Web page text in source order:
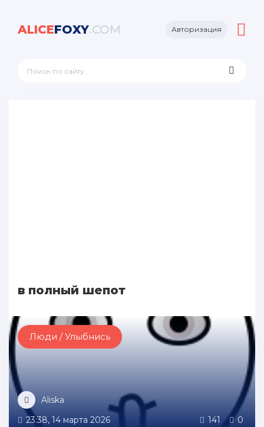
ALICEFOXY.COM Авторизация
в полный шепот
Люди / Улыбнись
Aliska
23:38, 14 марта 2026
141 0